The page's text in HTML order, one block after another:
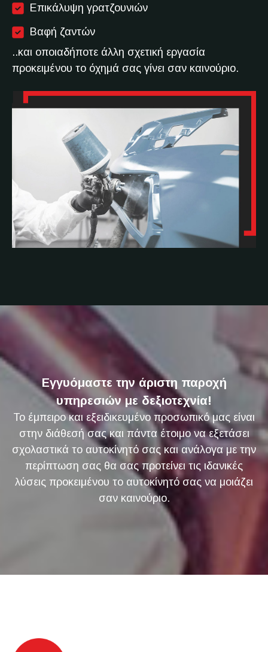
Επικάλυψη γρατζουνιών
Βαφή ζαντών
..και οποιαδήποτε άλλη σχετική εργασία
προκειμένου το όχημά σας γίνει σαν καινούριο.
Εγγυόμαστε την άριστη παροχή
υπηρεσιών με δεξιοτεχνία!
Το έμπειρο και εξειδικευμένο προσωπικό μας είναι
στην διάθεσή σας και πάντα έτοιμο να εξετάσει
σχολαστικά το αυτοκίνητό σας και ανάλογα με την
περίπτωση σας θα σας προτείνει τις ιδανικές
λύσεις προκειμένου το αυτοκίνητό σας να μοιάζει
σαν καινούριο.